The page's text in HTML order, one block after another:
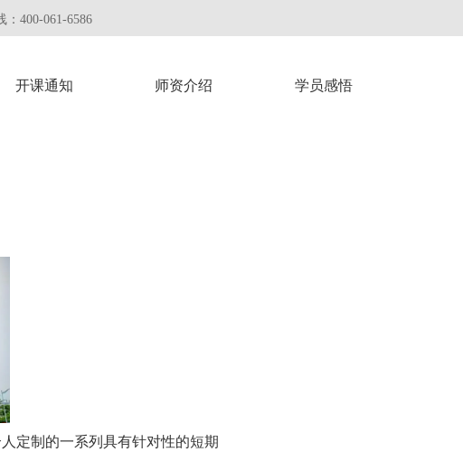
：400-061-6586
开课通知 师资介绍 学员感悟
定制的一系列具有针对性的短期